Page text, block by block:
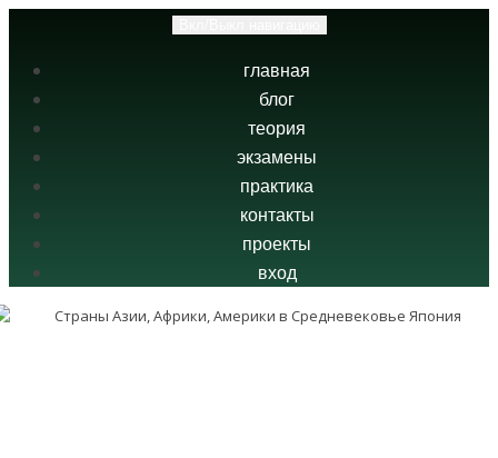
главная
блог
теория
экзамены
практика
контакты
проекты
вход